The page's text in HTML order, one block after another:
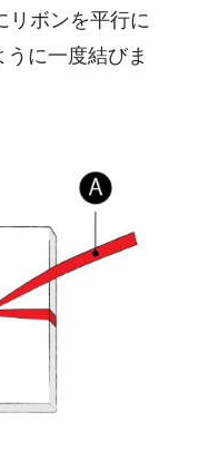
ボンを平行に
に一度結びま